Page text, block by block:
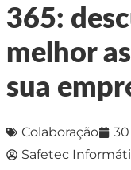
365:
melhor
sua
Colaboração
Safetec